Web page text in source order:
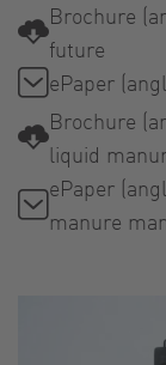
Brochure
future
ePaper
Brochure
liquid
ePaper
manure